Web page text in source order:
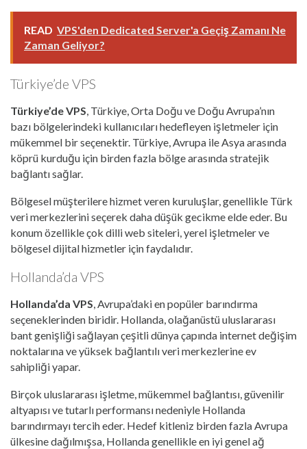
READ VPS'den Dedicated Server'a Geçiş Zamanı Ne
Zaman Geliyor?
Türkiye’de VPS
Türkiye’de VPS, Türkiye, Orta Doğu ve Doğu Avrupa’nın
bazı bölgelerindeki kullanıcıları hedefleyen işletmeler için
mükemmel bir seçenektir. Türkiye, Avrupa ile Asya arasında
köprü kurduğu için birden fazla bölge arasında stratejik
bağlantı sağlar.
Bölgesel müşterilere hizmet veren kuruluşlar, genellikle Türk
veri merkezlerini seçerek daha düşük gecikme elde eder. Bu
konum özellikle çok dilli web siteleri, yerel işletmeler ve
bölgesel dijital hizmetler için faydalıdır.
Hollanda’da VPS
Hollanda’da VPS, Avrupa’daki en popüler barındırma
seçeneklerinden biridir. Hollanda, olağanüstü uluslararası
bant genişliği sağlayan çeşitli dünya çapında internet değişim
noktalarına ve yüksek bağlantılı veri merkezlerine ev
sahipliği yapar.
Birçok uluslararası işletme, mükemmel bağlantısı, güvenilir
altyapısı ve tutarlı performansı nedeniyle Hollanda
barındırmayı tercih eder. Hedef kitleniz birden fazla Avrupa
ülkesine dağılmışsa, Hollanda genellikle en iyi genel ağ